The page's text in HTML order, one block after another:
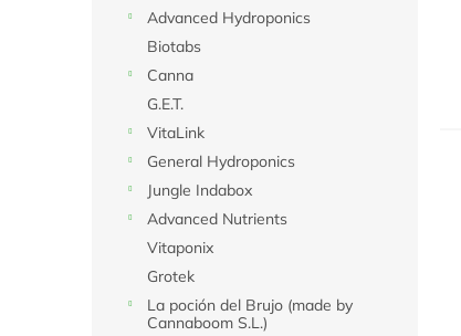
Advanced Hydroponics
Biotabs
Canna
G.E.T.
VitaLink
General Hydroponics
Jungle Indabox
Advanced Nutrients
Vitaponix
Grotek
La poción del Brujo (made by
Cannaboom S.L.)